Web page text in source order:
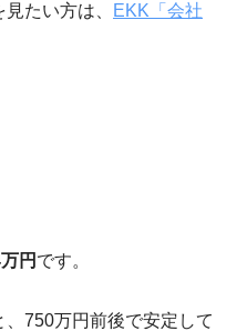
たい方は、
EKK「会社
円 です。
750万円前後で安定して